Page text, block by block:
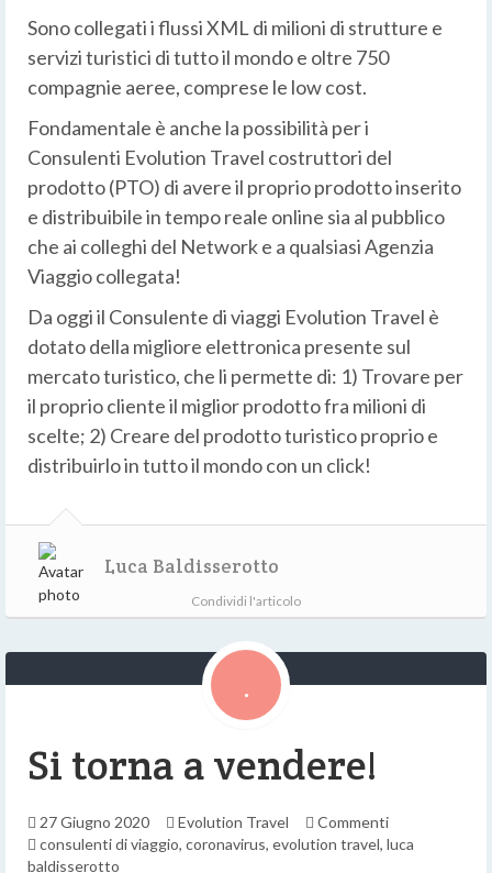
Sono collegati i flussi XML di milioni di strutture e
servizi turistici di tutto il mondo e oltre 750
compagnie aeree, comprese le low cost.
Fondamentale è anche la possibilità per i
Consulenti Evolution Travel costruttori del
prodotto (PTO) di avere il proprio prodotto inserito
e distribuibile in tempo reale online sia al pubblico
che ai colleghi del Network e a qualsiasi Agenzia
Viaggio collegata!
Da oggi il Consulente di viaggi Evolution Travel è
dotato della migliore elettronica presente sul
mercato turistico, che li permette di: 1) Trovare per
il proprio cliente il miglior prodotto fra milioni di
scelte; 2) Creare del prodotto turistico proprio e
distribuirlo in tutto il mondo con un click!
Luca Baldisserotto
Condividi l'articolo
Si torna a vendere!
27 Giugno 2020 Evolution Travel
Commenti
consulenti di viaggio, coronavirus, evolution travel, luca
baldisserotto